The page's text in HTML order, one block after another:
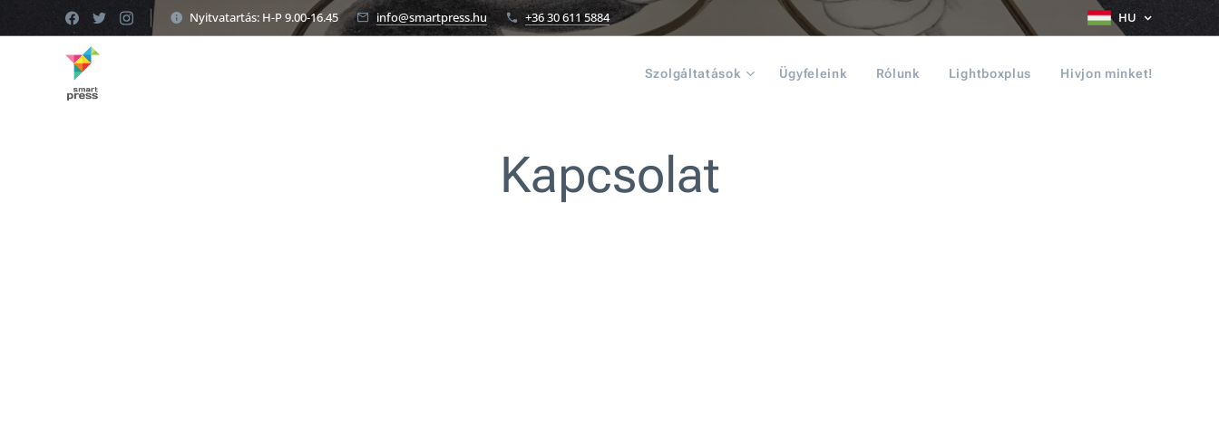
Nyitvatartás: H-P 9.00-16.45 info@smartpress.hu +36 30 611 5884 HU
Szolgáltatások Ügyfeleink Rólunk Lightboxplus Hivjon minket!
Kapcsolat